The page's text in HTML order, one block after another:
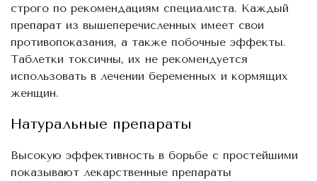
строго по рекомендациям специалиста. Каждый
препарат из вышеперечисленных имеет свои
противопоказания, а также побочные эффекты.
Таблетки токсичны, их не рекомендуется
использовать в лечении беременных и кормящих
женщин.
Натуральные препараты
Высокую эффективность в борьбе с простейшими
показывают лекарственные препараты